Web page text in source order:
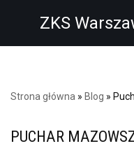
ZKS
Strona główna » Blog »
PUCHAR